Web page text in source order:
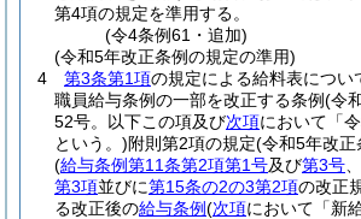
第4項の規定を準用する。
(令4条例61・追加)
(令和5年改正条例の規定の準用)
4
第3条第1項の規定による給料表につい
職員給与条例の一部を改正する条例(令
52号。以下この項及び次項において「
という。)附則第2項の規定(令和5年改正
(給与条例第11条第2項第1号及び第3号
第3項並びに第15条の2の3第2項の改正
る改正後の給与条例(次項において「新